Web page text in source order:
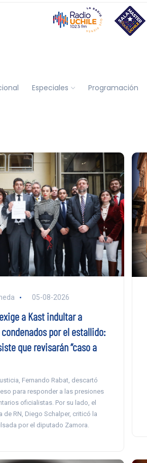
Especiales Programación
05-08-2026
a Kast indultar a
por el estallido:
que revisarán “caso a
Fernando Rabat, descartó
para responder a las presiones
oficialistas. Por su lado, el
de RN, Diego Schalper, criticó la
por el diputado Zamora.